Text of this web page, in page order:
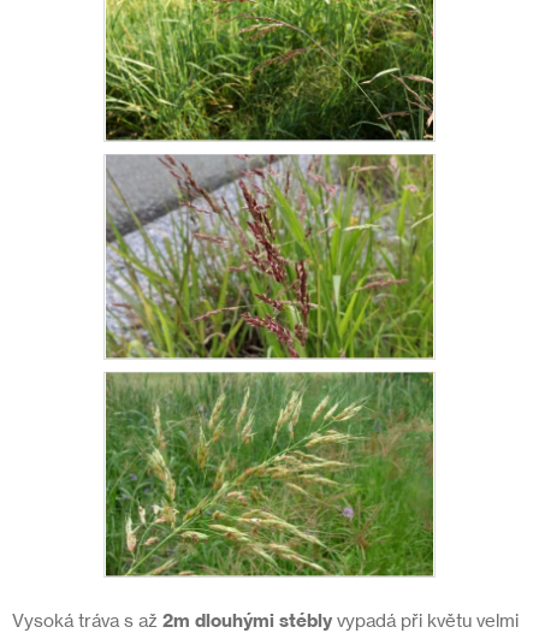
Vysoká tráva s až 2m dlouhými stébly vypadá při květu velmi